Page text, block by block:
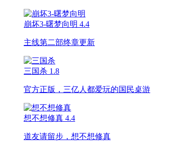
崩坏3-曙梦向明 4.4
主线第二部终章更新
三国杀 1.8
官方正版，三亿人都爱玩的国民桌游
想不想修真 4.4
道友请留步，想不想修真